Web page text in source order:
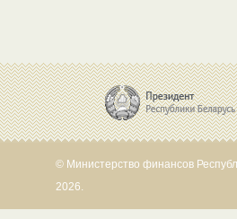
© Министерство финансов
2026.